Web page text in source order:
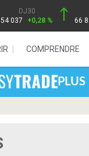
DJ30
54 037
+0,28 %
66
COMPRENDRE